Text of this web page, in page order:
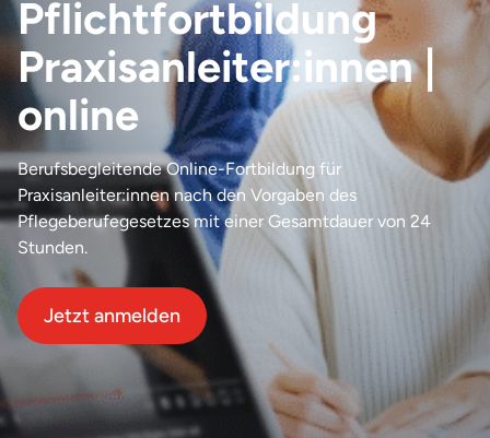
Pflichtfortbildung
Praxisanleiter:innen |
online
Berufsbegleitende Online-Fortbildung für
Praxisanleiter:innen nach den Vorgaben des
Pflegeberufegesetzes mit einer Gesamtdauer von 24
Stunden.
Jetzt anmelden